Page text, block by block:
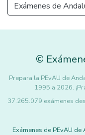
Exámenes de
©
Prepara la PEvAU de
1995 a 2026.
37.265.079 exámenes
Exámenes de PEvAU de